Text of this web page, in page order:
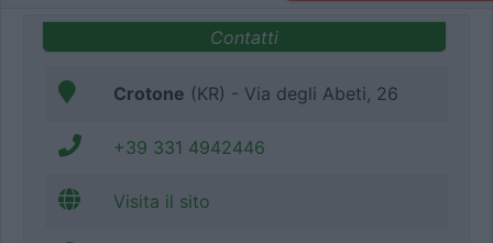
Contatti
Crotone (KR) - Via degli Abeti, 26
+39 331 4942446
Visita il sito